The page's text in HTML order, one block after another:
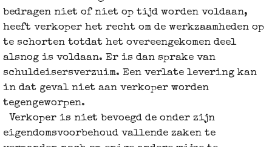
bedragen niet of niet op tijd worden voldaan,
heeft verkoper het recht om de werkzaamheden op
te schorten totdat het overeengekomen deel
alsnog is voldaan. Er is dan sprake van
schuldeisersverzuim. Een verlate levering kan
in dat geval niet aan verkoper worden
tegengeworpen.
Verkoper is niet bevoegd de onder zijn
eigendomsvoorbehoud vallende zaken te